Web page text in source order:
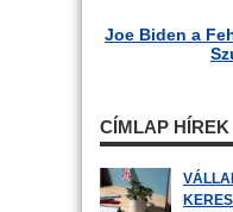
Joe Biden a
CÍMLAP HÍREK